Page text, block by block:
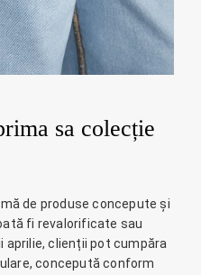
sa colecție
de produse concepute și
fi revalorificate sau
aprilie, clienții pot cumpăra
concepută conform